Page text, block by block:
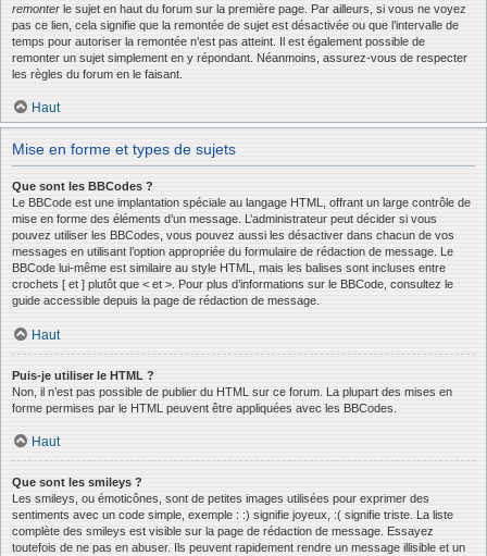
remonter le sujet en haut du forum sur la première page. Par ailleurs, si vous ne voyez
pas ce lien, cela signifie que la remontée de sujet est désactivée ou que l’intervalle de
temps pour autoriser la remontée n’est pas atteint. Il est également possible de
remonter un sujet simplement en y répondant. Néanmoins, assurez-vous de respecter
les règles du forum en le faisant.
Haut
Mise en forme et types de sujets
Que sont les BBCodes ?
Le BBCode est une implantation spéciale au langage HTML, offrant un large contrôle de
mise en forme des éléments d’un message. L’administrateur peut décider si vous
pouvez utiliser les BBCodes, vous pouvez aussi les désactiver dans chacun de vos
messages en utilisant l’option appropriée du formulaire de rédaction de message. Le
BBCode lui-même est similaire au style HTML, mais les balises sont incluses entre
crochets [ et ] plutôt que < et >. Pour plus d’informations sur le BBCode, consultez le
guide accessible depuis la page de rédaction de message.
Haut
Puis-je utiliser le HTML ?
Non, il n’est pas possible de publier du HTML sur ce forum. La plupart des mises en
forme permises par le HTML peuvent être appliquées avec les BBCodes.
Haut
Que sont les smileys ?
Les smileys, ou émoticônes, sont de petites images utilisées pour exprimer des
sentiments avec un code simple, exemple : :) signifie joyeux, :( signifie triste. La liste
complète des smileys est visible sur la page de rédaction de message. Essayez
toutefois de ne pas en abuser. Ils peuvent rapidement rendre un message illisible et un